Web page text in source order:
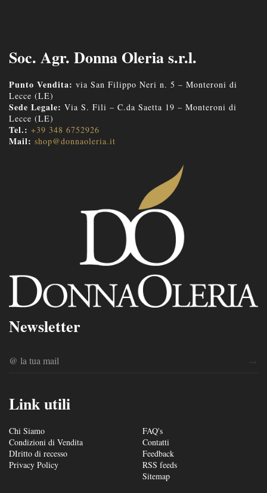
Soc. Agr. Donna Oleria s.r.l.
Punto Vendita: via San Filippo Neri n. 5 – Monteroni di
Lecce (LE)
Sede Legale: Via S. Fili – C.da Saetta 19 – Monteroni di
Lecce (LE)
Tel.: +39 348 6752926
Mail: shop@donnaoleria.it
Newsletter
Link utili
Chi Siamo
Condizioni di Vendita
DIritto di recesso
Privacy Policy
FAQ's
Contatti
Feedback
RSS feeds
Sitemap